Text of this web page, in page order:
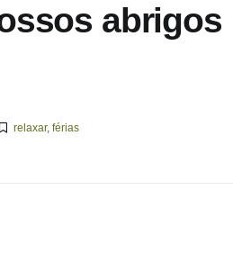
abrigos
relaxar, férias